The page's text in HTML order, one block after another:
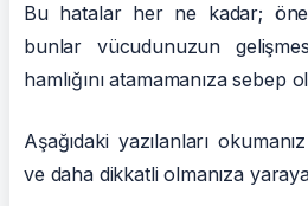
Bu hatalar her ne kadar;
bunlar vücudunuzun
hamlığını atamamanıza sebep
Aşağıdaki yazılanları
ve daha dikkatli olmanıza